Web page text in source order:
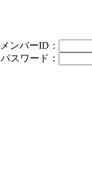
メンバーID：
パスワード：